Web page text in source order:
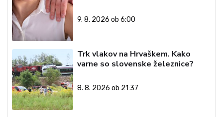
9. 8. 2026 ob 6:00
Trk vlakov na Hrvaškem. Kako
varne so slovenske železnice?
8. 8. 2026 ob 21:37